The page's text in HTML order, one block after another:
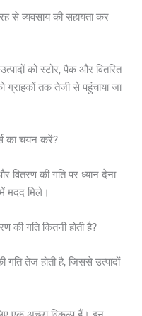
से व्यवसाय की सहायता कर
को स्टोर, पैक और वितरित
तक तेजी से पहुंचाया जा
का चयन करें?
वितरण की गति पर ध्यान देना
मदद मिले।
की गति कितनी होती है?
तेज होती है, जिससे उत्पादों